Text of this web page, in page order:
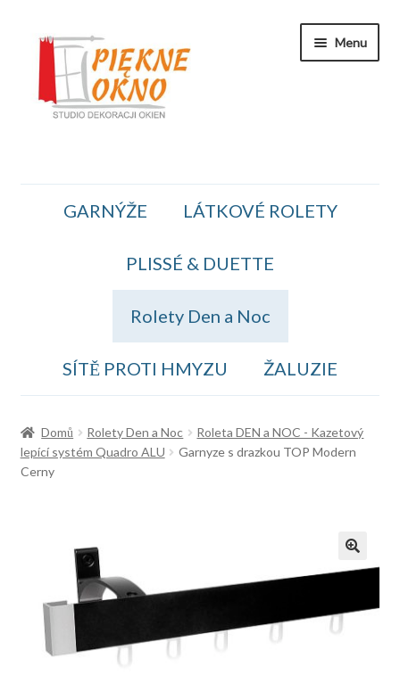
Přeskočit
navigaci
Přejít
obsahu
webu
Menu
Koszyk
OBCHODNÍ PODMÍNKY
Kontakt
GARNÝŽE LÁTKOVÉ ROLETY
PLISSÉ & DUETTE
Rolety Den a Noc
SÍTĚ PROTI HMYZU ŽALUZIE
Domů Rolety Den a Noc
Roleta DEN a NOC - Kazetový
lepící systém Quadro ALU
Garnyze s drazkou TOP Modern
Cerny